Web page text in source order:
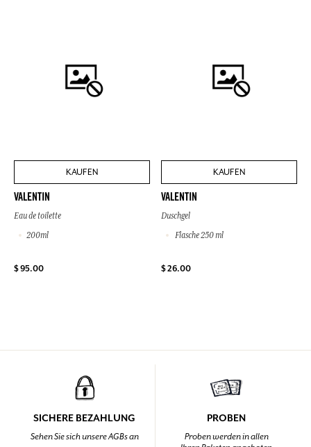
KAUFEN
VALENTIN
Eau de toilette
200ml
$ 95.00
KAUFEN
VALENTIN
Duschgel
Flasche 250 ml
$ 26.00
SICHERE BEZAHLUNG
Sehen Sie sich unsere AGBs an
PROBEN
Proben werden in allen